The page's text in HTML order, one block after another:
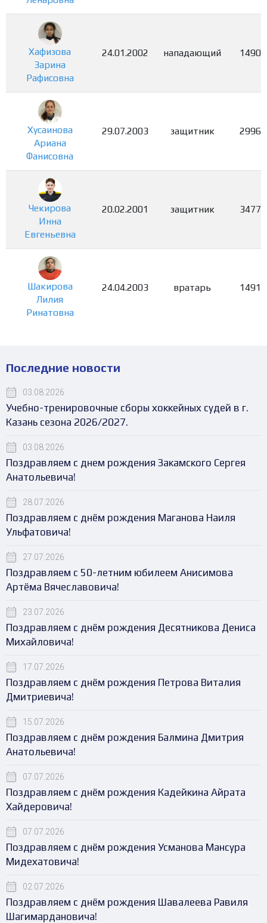
Хафизова
Зарина
Рафисовна
24.01.2002 нападающий 1490
Хусаинова
Ариана
Фанисовна
29.07.2003 защитник 2996
Чекирова
Инна
Евгеньевна
20.02.2001 защитник 3477
Шакирова
Лилия
Ринатовна
24.04.2003 вратарь 1491
Последние новости
03.08.2026
Учебно-тренировочные сборы хоккейных судей в г.
Казань сезона 2026/2027.
03.08.2026
Поздравляем с днем рождения Закамского Сергея
Анатольевича!
28.07.2026
Поздравляем с днём рождения Маганова Наиля
Ульфатовича!
27.07.2026
Поздравляем с 50-летним юбилеем Анисимова
Артёма Вячеславовича!
23.07.2026
Поздравляем с днём рождения Десятникова Дениса
Михайловича!
17.07.2026
Поздравляем с днём рождения Петрова Виталия
Дмитриевича!
15.07.2026
Поздравляем с днём рождения Балмина Дмитрия
Анатольевича!
07.07.2026
Поздравляем с днём рождения Кадейкина Айрата
Хайдеровича!
07.07.2026
Поздравляем с днём рождения Усманова Мансура
Мидехатовича!
02.07.2026
Поздравляем с днём рождения Шавалеева Равиля
Шагимардановича!